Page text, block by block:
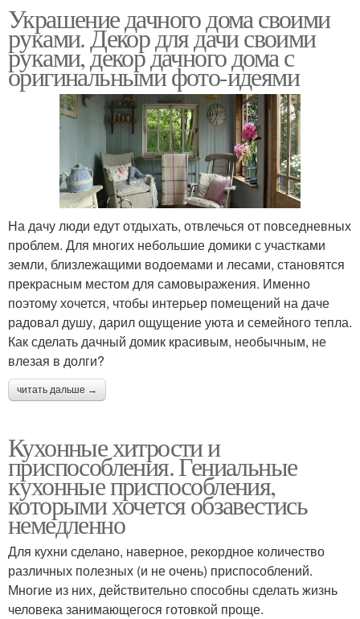
Украшение дачного дома своими
руками. Декор для дачи своими
руками, декор дачного дома с
оригинальными фото-идеями
На дачу люди едут отдыхать, отвлечься от повседневных
проблем. Для многих небольшие домики с участками
земли, близлежащими водоемами и лесами, становятся
прекрасным местом для самовыражения. Именно
поэтому хочется, чтобы интерьер помещений на даче
радовал душу, дарил ощущение уюта и семейного тепла.
Как сделать дачный домик красивым, необычным, не
влезая в долги?
читать дальше →
Кухонные хитрости и
приспособления. Гениальные
кухонные приспособления,
которыми хочется обзавестись
немедленно
Для кухни сделано, наверное, рекордное количество
различных полезных (и не очень) приспособлений.
Многие из них, действительно способны сделать жизнь
человека занимающегося готовкой проще.